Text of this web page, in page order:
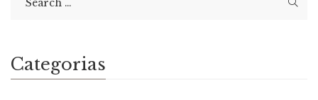
Categorias